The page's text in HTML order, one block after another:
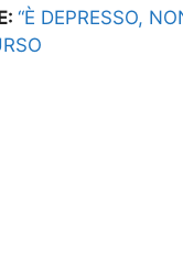
“È DEPRESSO,